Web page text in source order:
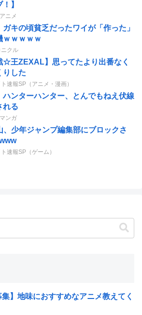
】
ニメ
ガキの頃貧乏だったワイが「作った」
ｗｗｗｗｗ
クル
☆王ZEXAL】思ってたより出番なく
りした
速報SP（アニメ・漫画）
ハンターハンター、とんでもねえ伏線
れる
ンガ
、少年ジャンプ編集部にブロックさ
速報SP（ゲーム）
集】地味におすすめなアニメ教えてく